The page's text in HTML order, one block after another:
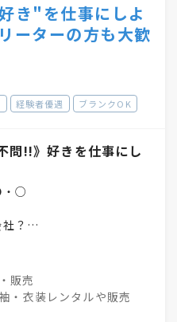
き"を仕事にしよ
ーターの方も大歓
経験者優遇 ブランクOK
問!!》好きを仕事にし
○
？
、
販売
・衣装レンタルや販売